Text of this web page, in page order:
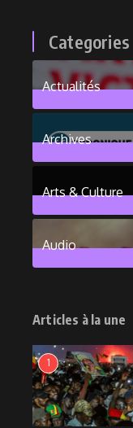
Categories
Actualités
Archives
Arts & Culture
Audio
Articles à la une
1